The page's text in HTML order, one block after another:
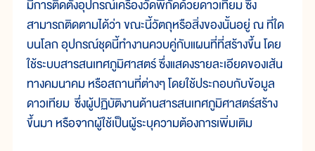
มีการติดตั้งอุปกรณ์เครื่องวัดพิกัดด้วยดาวเทียม ซึ่ง
สามารถติดตามได้ว่า ขณะนี้วัตถุหรือสิ่งของนั้นอยู่ ณ ที่ใด
บนโลก อุปกรณ์ชุดนี้ทำงานควบคู่กับแผนที่ที่สร้างขึ้น โดย
ใช้ระบบสารสนเทศภูมิศาสตร์ ซึ่งแสดงรายละเอียดของเส้น
ทางคมนาคม หรือสถานที่ต่างๆ โดยใช้ประกอบกับข้อมูล
ดาวเทียม ซึ่งผู้ปฏิบัติงานด้านสารสนเทศภูมิศาสตร์สร้าง
ขึ้นมา หรือจากผู้ใช้เป็นผู้ระบุความต้องการเพิ่มเติม